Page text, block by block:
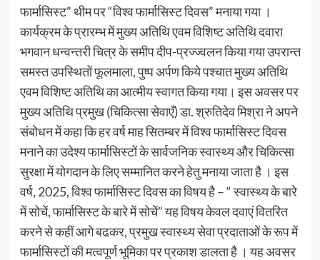
फार्मासिस्ट” थीम पर “विश्व फार्मासिस्ट दिवस” मनाया गया ।
कार्यक्रम के प्रारम्भ में मुख्य अतिथि एवम विशिष्ट अतिथि दवारा
भगवान धन्वन्तरी चित्र के समीप दीप-प्रज्ज्वलन किया गया उपरान्त
समस्त उपस्थितों फूलमाला, पुष्प अर्पण किये पश्चात मुख्य अतिथि
एवम विशिष्ट अतिथि का आत्मीय स्वागत किया गया। इस अवसर पर
मुख्य अतिथि प्रमुख (चिकित्सा सेवाएँ) डा. श्रुतिदेव मिश्रा ने अपने
संबोधन में कहा कि हर वर्ष माह सितम्बर में विश्व फार्मासिस्ट दिवस
मनाने का उदेश्य फार्मासिस्टों के सार्वजनिक स्वास्थ्य और चिकित्सा
सुरक्षा में योगदान के लिए सम्मानित करने हेतु मनाया जाता है । इस
वर्ष, 2025, विश्व फार्मासिस्ट दिवस का विषय है – “ स्वास्थ्य के बारे
में सोचें, फार्मासिस्ट के बारे में सोचें” यह विषय केवल दवाएं वितरित
करने से कहीं आगे बढकर, प्रमुख स्वास्थ्य सेवा प्रदाताओं के रूप में
फार्मासिस्टों की मत्वपूर्ण भूमिका पर प्रकाश डालता है । यह अवसर